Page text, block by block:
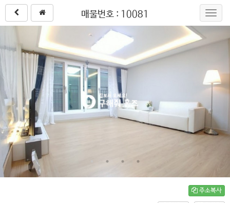
매물번호 : 10081
주소복사